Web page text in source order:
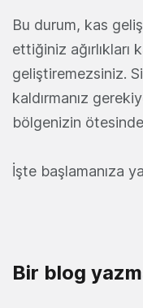
Bu durum, kas
ettiğiniz ağırlıkları
geliştiremezsiniz.
kaldırmanız
bölgenizin
İşte başlamanıza
Bir blog